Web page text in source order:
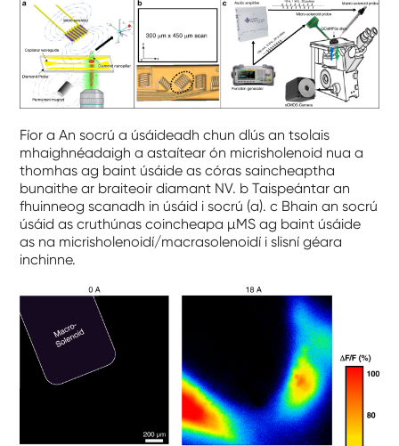
Fíor a An socrú a úsáideadh chun dlús an tsolais
mhaighnéadaigh a astaítear ón micrisholenoid nua a
thomhas ag baint úsáide as córas saincheaptha
bunaithe ar braiteoir diamant NV. b Taispeántar an
fhuinneog scanadh in úsáid i socrú (a). c Bhain an socrú
úsáid as cruthúnas coincheapa µMS ag baint úsáide
as na micrisholenoidí/macrasolenoidí i slisní géara
inchinne.